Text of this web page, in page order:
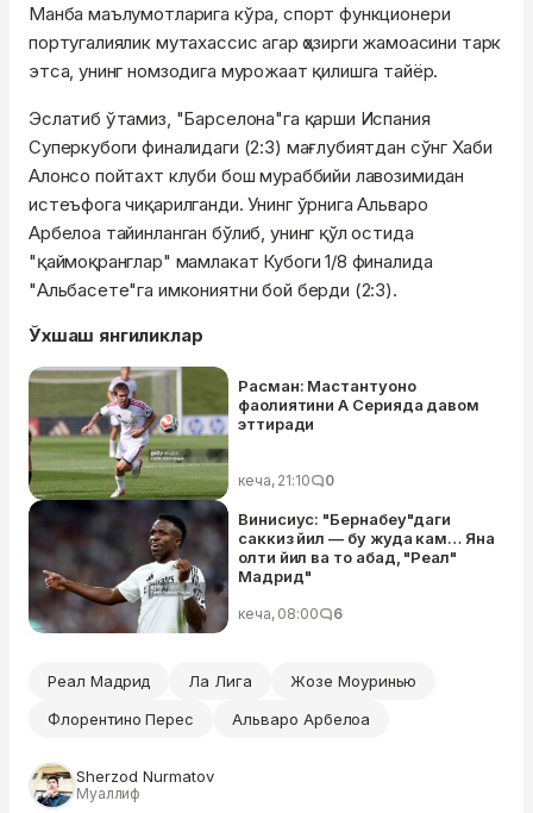
Манба маълумотларига кўра, спорт функционери
португалиялик мутахассис агар ҳозирги жамоасини тарк
этса, унинг номзодига мурожаат қилишга тайёр.
Эслатиб ўтамиз, "Барселона"га қарши Испания
Суперкубоги финалидаги (2:3) мағлубиятдан сўнг Хаби
Алонсо пойтахт клуби бош мураббийи лавозимидан
истеъфога чиқарилганди. Унинг ўрнига Альваро
Арбелоа тайинланган бўлиб, унинг қўл остида
"қаймоқранглар" мамлакат Кубоги 1/8 финалида
"Альбасете"га имкониятни бой берди (2:3).
Ўхшаш янгиликлар
Расман: Мастантуоно
фаолиятини А Серияда давом
эттиради
кеча, 21:10 0
Винисиус: "Бернабеу"даги
саккиз йил — бу жуда кам… Яна
олти йил ва то абад, "Реал"
Мадрид"
кеча, 08:00 6
Реал Мадрид Ла Лига
Жозе Моуринью
Флорентино Перес
Альваро Арбелоа
Sherzod Nurmatov
Муаллиф